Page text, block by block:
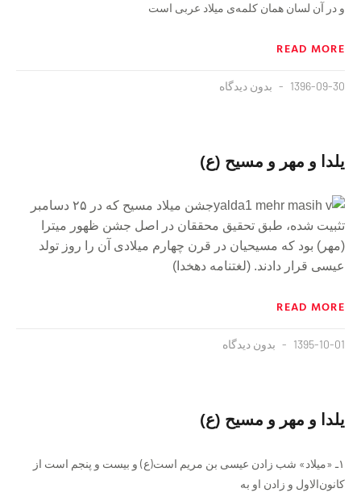
و در آن لسان‌‌ همان کلمه‌ی میلاد عربی‌ است
READ MORE
1396-09-30 بدون دیدگاه
یلدا و مهر و مسیح (ع) ‏
جشن میلاد مسیح که در ۲۵ دسامبر
تثبیت شده، طبق تحقیق محققان در اصل جشن ‏ظهور میترا
(مهر) بود که مسیحیان در قرن چهارم میلادى آن را روز تولد
عیسى قرار دادند. (لغتنامه دهخدا)
READ MORE
1395-10-01 بدون دیدگاه
یلدا و مهر و مسیح (ع) ‏
۱ـ «میلاد» شب زادن عیسى‌ ‏بن ‏مریم است(ع) و بیست ‏و پنجم‏ است از
کانون‌الاول و زادن او به